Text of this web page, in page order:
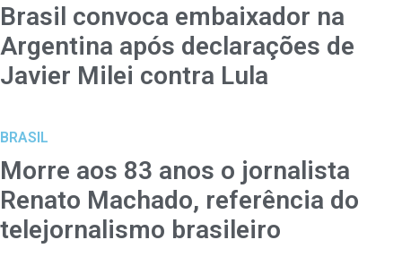
Brasil convoca embaixador na
Argentina após declarações de
Javier Milei contra Lula
BRASIL
Morre aos 83 anos o jornalista
Renato Machado, referência do
telejornalismo brasileiro